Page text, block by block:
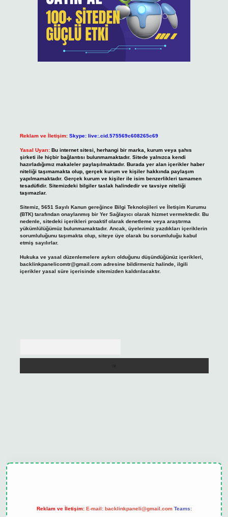
Reklam ve İletişim: Skype: live:.cid.575569c608265c69
Yasal Uyarı: Bu internet sitesi, herhangi bir marka, kurum veya şahıs
şirketi ile hiçbir bağlantısı bulunmamaktadır. Sitede yalnızca kendi
hazırladığımız makaleler paylaşılmaktadır. Burada yer alan içerikler haber
niteliği taşımamakta olup, gerçek kurum ve kişiler hakkında paylaşım
yapılmamaktadır. Gerçek kurum ve kişiler ile isim benzerlikleri tamamen
tesadüfidir. Sitemizdeki bilgiler taslak halindedir ve tavsiye niteliği
taşımazlar.
Sitemiz, 5651 Sayılı Kanun gereğince Bilgi Teknolojileri ve İletişim Kurumu
(BTK) tarafından onaylanmış bir Yer Sağlayıcı olarak hizmet vermektedir. Bu
nedenle, sitedeki içerikleri proaktif olarak denetleme veya araştırma
yükümlülüğümüz bulunmamaktadır. Ancak, üyelerimiz yazdıkları içeriklerin
sorumluluğunu taşımakta olup, siteye üye olarak bu sorumluluğu kabul
etmiş sayılırlar.
Hukuka ve yasal düzenlemelere aykırı olduğunu düşündüğünüz içerikleri,
backlinkpanelicomtr@gmail.comadresine bildirmeniz halinde, ilgili
içerikler yasal süre içerisinde sitemizden kaldırılacaktır.
Reklam ve İletişim: E-mail: backlinkpaneli@gmail.com Teams: